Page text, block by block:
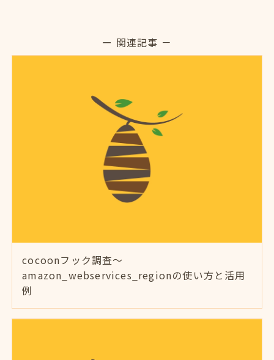
ー 関連記事 －
cocoonフック調査～
amazon_webservices_regionの使い方と活用
例